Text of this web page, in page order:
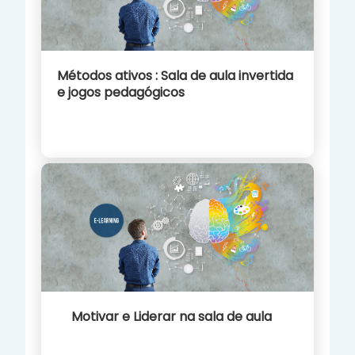
Métodos ativos : Sala de aula invertida
e jogos pedagógicos
Motivar e Liderar na sala de aula